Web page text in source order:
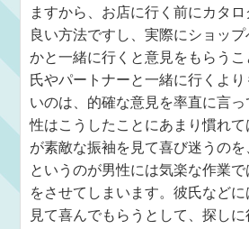
ますから、お店に行く前にカタ
良い方法ですし、実際にショッ
かと一緒に行くと意見をもらう
氏やパートナーと一緒に行くよ
いのは、的確な意見を率直に言
性はこうしたことにあまり慣れ
が素敵な振袖を見て喜び迷うのを
というのが男性には気楽な作業
をさせてしまいます。彼氏など
見て喜んでもらうとして、探し